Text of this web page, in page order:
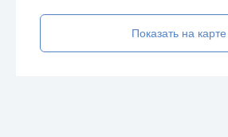
Показать на карте